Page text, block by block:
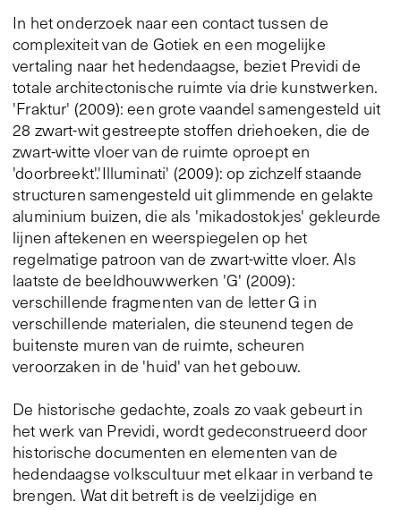
In het onderzoek naar een contact tussen de
complexiteit van de Gotiek en een mogelijke
vertaling naar het hedendaagse, beziet Previdi de
totale architectonische ruimte via drie kunstwerken.
'Fraktur' (2009): een grote vaandel samengesteld uit
28 zwart-wit gestreepte stoffen driehoeken, die de
zwart-witte vloer van de ruimte oproept en
'doorbreekt'.'Illuminati' (2009): op zichzelf staande
structuren samengesteld uit glimmende en gelakte
aluminium buizen, die als 'mikadostokjes' gekleurde
lijnen aftekenen en weerspiegelen op het
regelmatige patroon van de zwart-witte vloer. Als
laatste de beeldhouwwerken 'G' (2009):
verschillende fragmenten van de letter G in
verschillende materialen, die steunend tegen de
buitenste muren van de ruimte, scheuren
veroorzaken in de 'huid' van het gebouw.
De historische gedachte, zoals zo vaak gebeurt in
het werk van Previdi, wordt gedeconstrueerd door
historische documenten en elementen van de
hedendaagse volkscultuur met elkaar in verband te
brengen. Wat dit betreft is de veelzijdige en